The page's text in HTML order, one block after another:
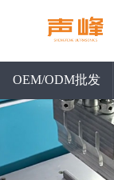
OEM/ODM批发